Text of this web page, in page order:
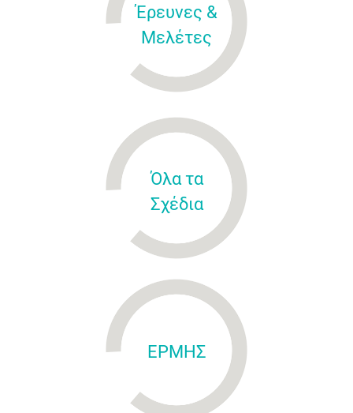
Έρευνες &
Μελέτες
Όλα τα
Σχέδια
ΕΡΜΗΣ